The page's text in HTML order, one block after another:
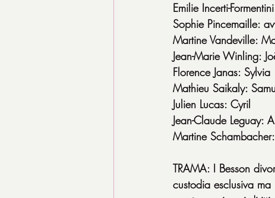
Emilie Incerti-
Sophie Pincemaille:
Martine Vandeville:
Jean-Marie Winling:
Florence Janas: Sylvia
Mathieu Saikaly:
Julien Lucas: Cyril
Jean-Claude Leguay:
Martine
TRAMA: I Besson
custodia esclusiva